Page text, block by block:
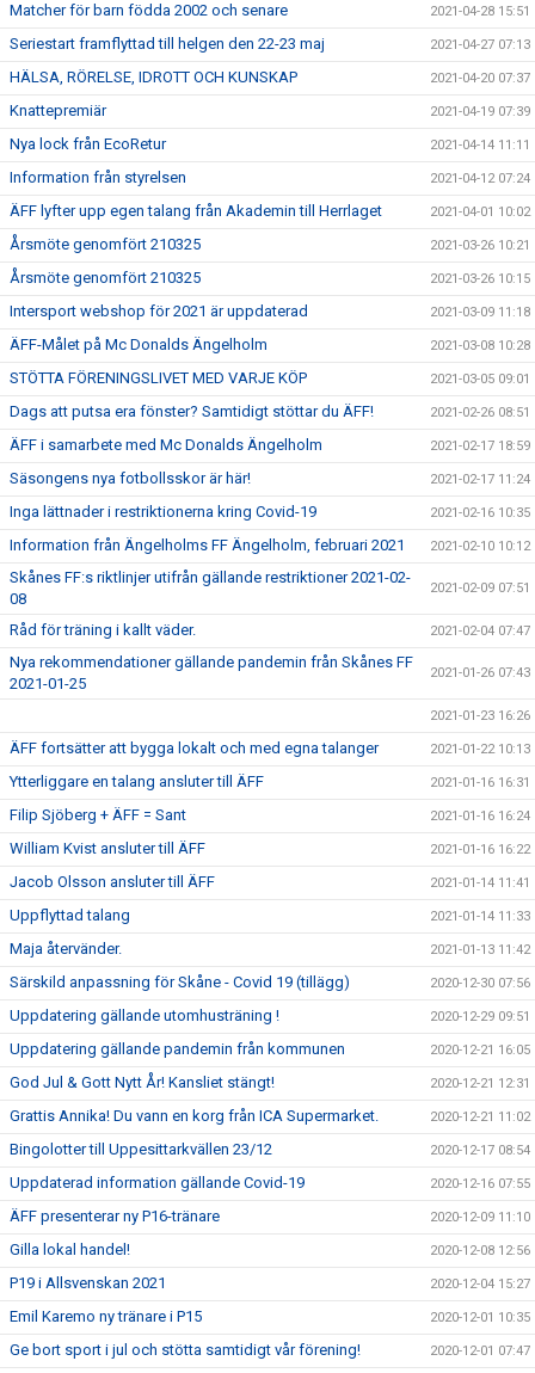
Matcher för barn födda 2002 och senare 2021-04-28 15:51
Seriestart framflyttad till helgen den 22-23 maj 2021-04-27 07:13
HÄLSA, RÖRELSE, IDROTT OCH KUNSKAP 2021-04-20 07:37
Knattepremiär 2021-04-19 07:39
Nya lock från EcoRetur 2021-04-14 11:11
Information från styrelsen 2021-04-12 07:24
ÄFF lyfter upp egen talang från Akademin till Herrlaget 2021-04-01 10:02
Årsmöte genomfört 210325 2021-03-26 10:21
Årsmöte genomfört 210325 2021-03-26 10:15
Intersport webshop för 2021 är uppdaterad 2021-03-09 11:18
ÄFF-Målet på Mc Donalds Ängelholm 2021-03-08 10:28
STÖTTA FÖRENINGSLIVET MED VARJE KÖP 2021-03-05 09:01
Dags att putsa era fönster? Samtidigt stöttar du ÄFF! 2021-02-26 08:51
ÄFF i samarbete med Mc Donalds Ängelholm 2021-02-17 18:59
Säsongens nya fotbollsskor är här! 2021-02-17 11:24
Inga lättnader i restriktionerna kring Covid-19 2021-02-16 10:35
Information från Ängelholms FF Ängelholm, februari 2021 2021-02-10 10:12
Skånes FF:s riktlinjer utifrån gällande restriktioner 2021-02-
08
2021-02-09 07:51
Råd för träning i kallt väder. 2021-02-04 07:47
Nya rekommendationer gällande pandemin från Skånes FF
2021-01-25
2021-01-26 07:43
2021-01-23 16:26
ÄFF fortsätter att bygga lokalt och med egna talanger 2021-01-22 10:13
Ytterliggare en talang ansluter till ÄFF 2021-01-16 16:31
Filip Sjöberg + ÄFF = Sant 2021-01-16 16:24
William Kvist ansluter till ÄFF 2021-01-16 16:22
Jacob Olsson ansluter till ÄFF 2021-01-14 11:41
Uppflyttad talang 2021-01-14 11:33
Maja återvänder. 2021-01-13 11:42
Särskild anpassning för Skåne - Covid 19 (tillägg) 2020-12-30 07:56
Uppdatering gällande utomhusträning ! 2020-12-29 09:51
Uppdatering gällande pandemin från kommunen 2020-12-21 16:05
God Jul & Gott Nytt År! Kansliet stängt! 2020-12-21 12:31
Grattis Annika! Du vann en korg från ICA Supermarket. 2020-12-21 11:02
Bingolotter till Uppesittarkvällen 23/12 2020-12-17 08:54
Uppdaterad information gällande Covid-19 2020-12-16 07:55
ÄFF presenterar ny P16-tränare 2020-12-09 11:10
Gilla lokal handel! 2020-12-08 12:56
P19 i Allsvenskan 2021 2020-12-04 15:27
Emil Karemo ny tränare i P15 2020-12-01 10:35
Ge bort sport i jul och stötta samtidigt vår förening! 2020-12-01 07:47